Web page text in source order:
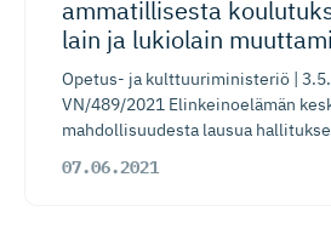
ammatillisesta
lain ja lukiolain
Opetus- ja kulttuuriministeriö |
VN/489/2021 Elinkeinoelämän
mahdollisuudesta lausua
07.06.2021